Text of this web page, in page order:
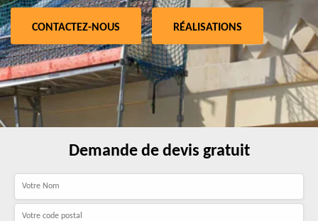
CONTACTEZ-NOUS RÉALISATIONS
Demande de devis gratuit